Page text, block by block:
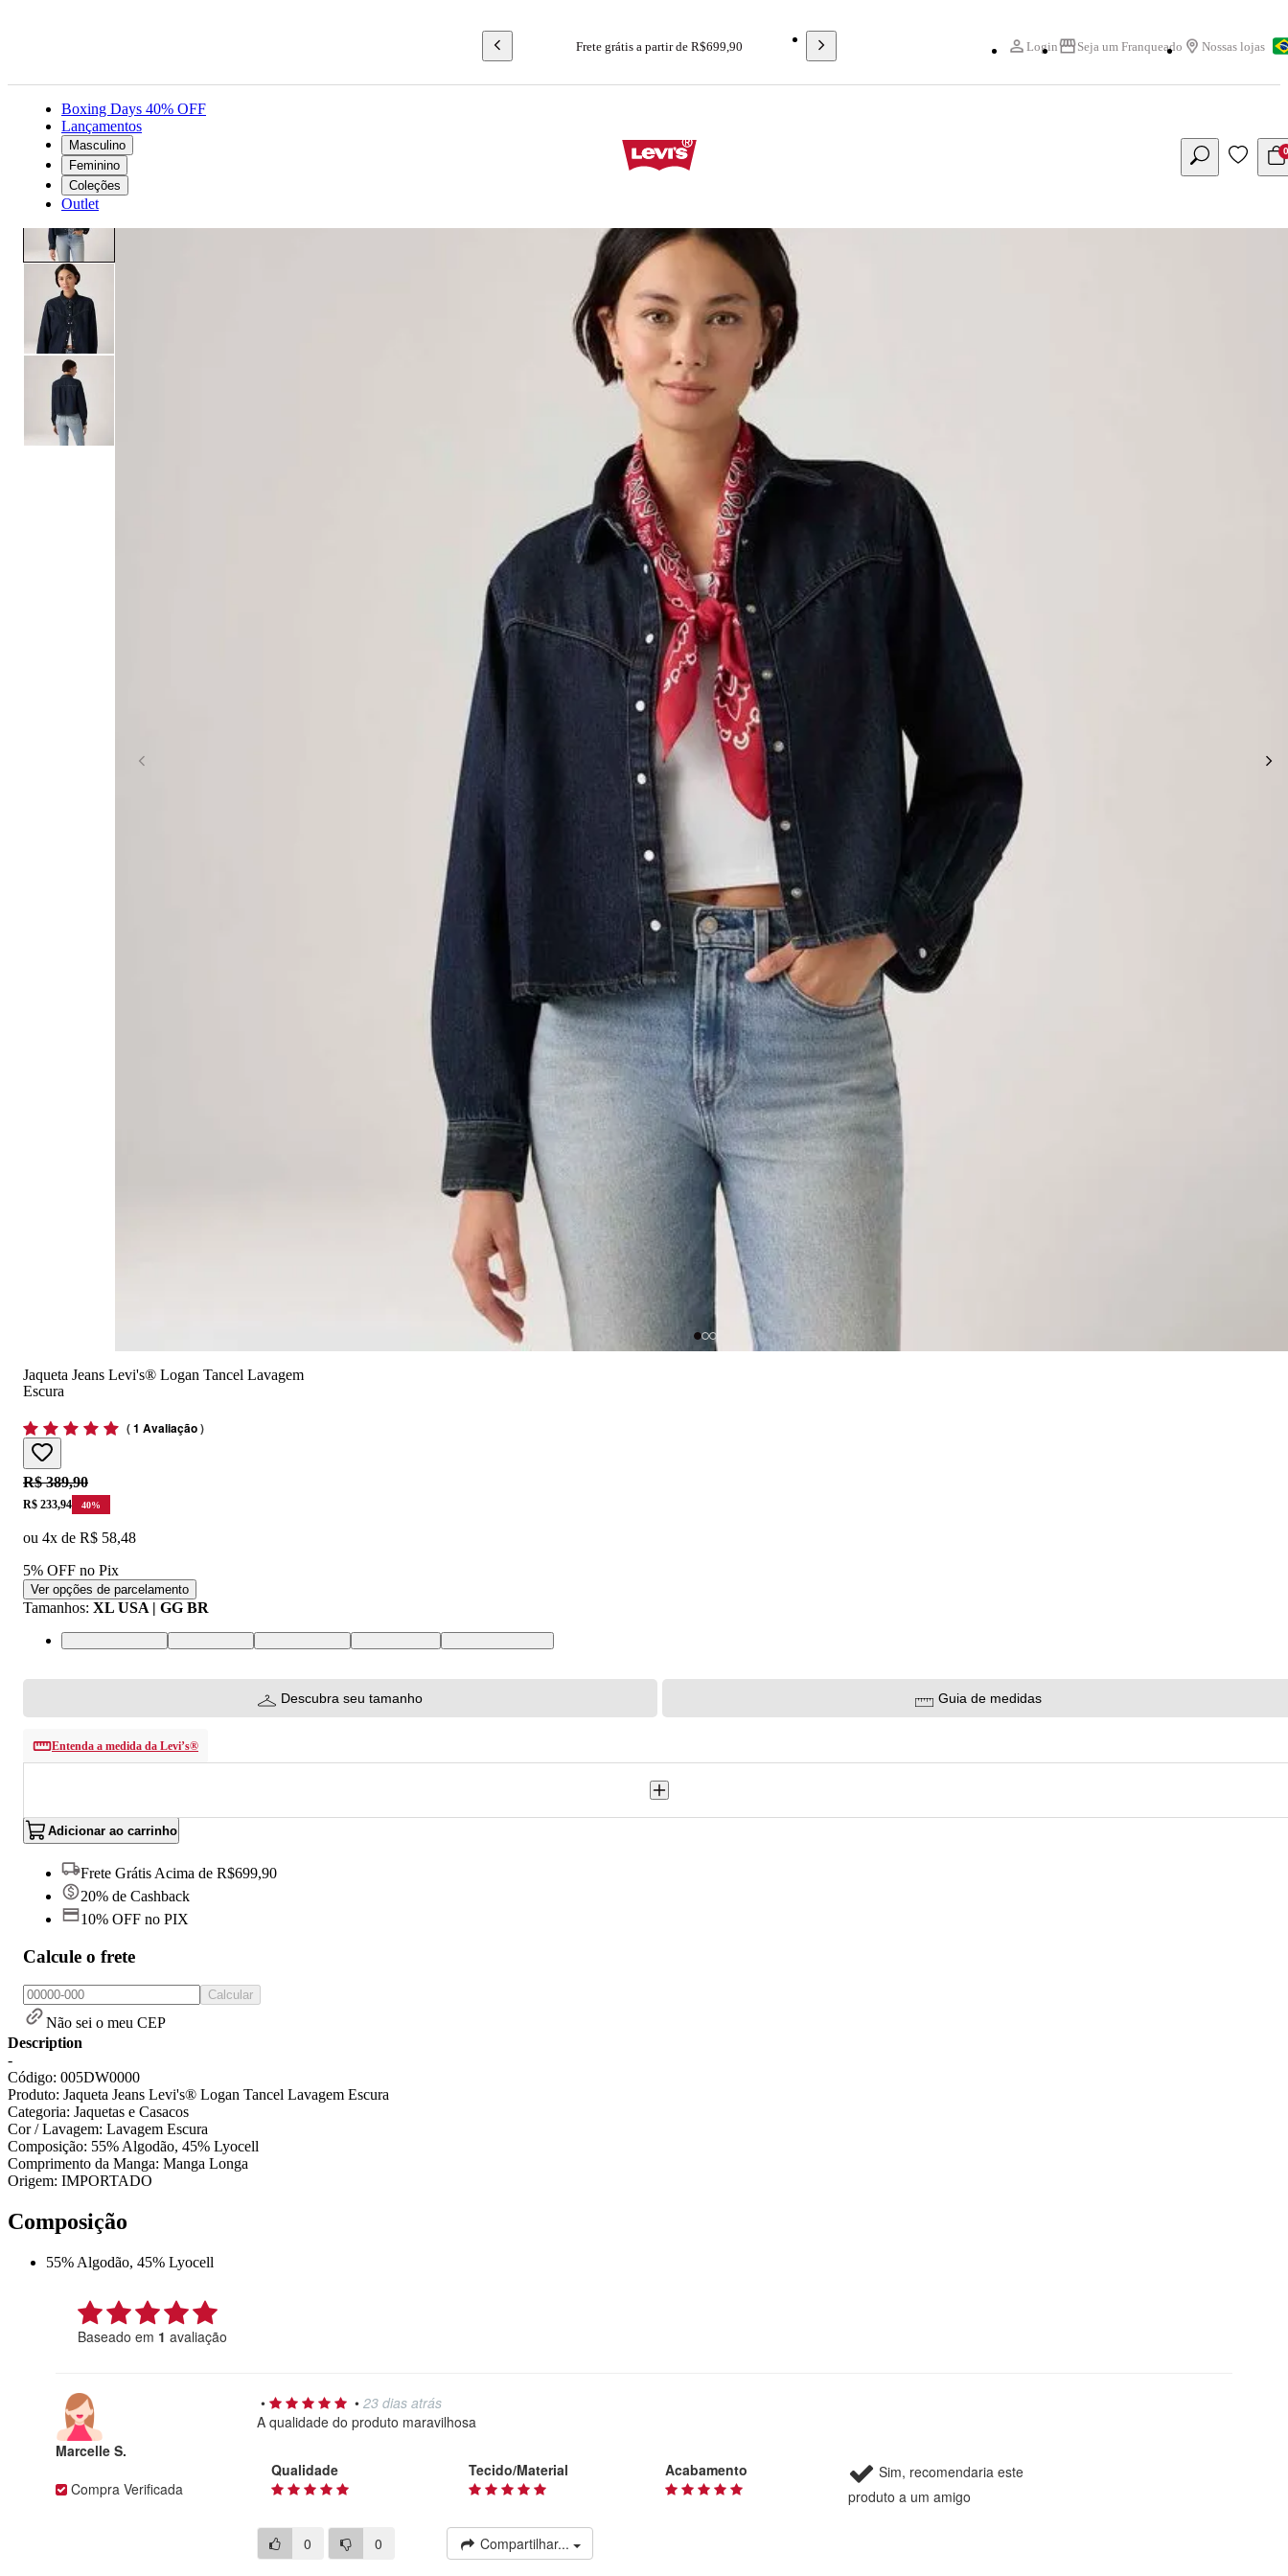
Frete grátis a partir de R$699,90 Login Seja um Franqueado Nossas lojas
Boxing Days 40% OFF
Lançamentos
Masculino
Feminino
Coleções
Outlet
0
Feminino
Jaqueta Jeans Levi's® Logan Tancel Lavagem
Escura
(1 Avaliação)
Original price:
R$ 389,90
Price:
R$ 233,94 40%
ou 4x de R$ 58,48
5% OFF no Pix
Ver opções de parcelamento
Tamanhos: XL USA | GG BR
XS USA | PP BRS USA | P BRM USA | M BRL USA | G BRXL USA | GG BR
Descubra seu tamanho Guia de medidas
Entenda a medida da Levi’s®
Adicionar ao carrinho
Frete Grátis Acima de R$699,90
20% de Cashback
10% OFF no PIX
Calcule o frete
Calcular
Não sei o meu CEP
Description
-
Código: 005DW0000
Produto: Jaqueta Jeans Levi's® Logan Tancel Lavagem Escura
Categoria: Jaquetas e Casacos
Cor / Lavagem: Lavagem Escura
Composição: 55% Algodão, 45% Lyocell
Comprimento da Manga: Manga Longa
Origem: IMPORTADO
Composição
55% Algodão, 45% Lyocell
Baseado em 1 avaliação
Marcelle S.
Compra Verificada
• • 23 dias atrás
A qualidade do produto maravilhosa
Qualidade Tecido/Material Acabamento
Sim, recomendaria este
produto a um amigo
0 0 Compartilhar...